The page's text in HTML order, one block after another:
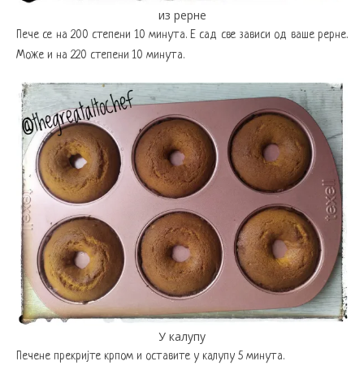
из рерне
Пече се на 200 степени 10 минута. Е сад све зависи од ваше рерне.
Може и на 220 степени 10 минута.
У калупу
Печене прекријте крпом и оставите у калупу 5 минута.